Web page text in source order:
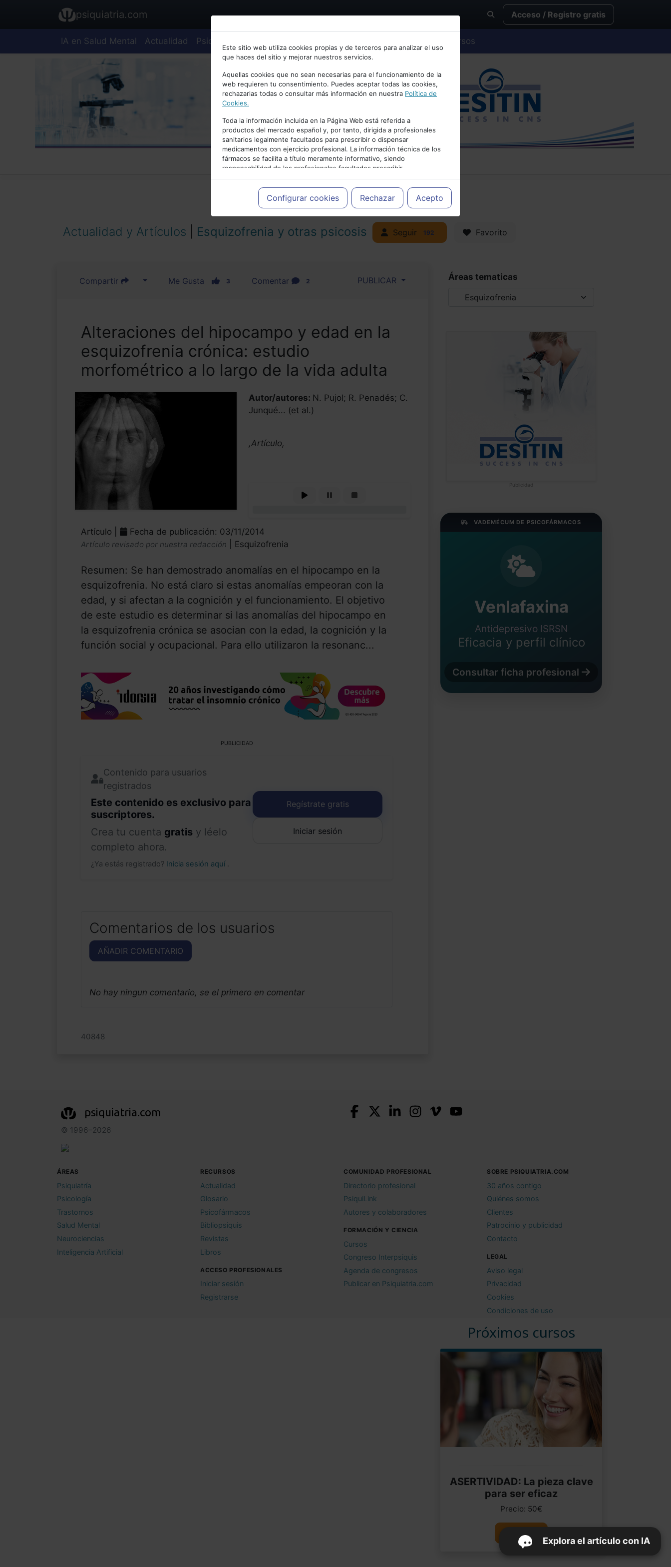
Bienvenid@ a psiquiatria.com
Escribe tu Email
Accede o regístrate con tu email.
Cancelar
psiquiatria.com Acceso / Registro gratis
IA en Salud Mental Actualidad Psiquiatría Cursos
Este sitio web utiliza cookies propias y de terceros para analizar el uso
que haces del sitio y mejorar nuestros servicios.
Aquellas cookies que no sean necesarias para el funcionamiento de la
web requieren tu consentimiento. Puedes aceptar todas las cookies,
rechazarlas todas o consultar más información en nuestra Política de
Cookies.
Toda la información incluida en la Página Web está referida a
productos del mercado español y, por tanto, dirigida a profesionales
sanitarios legalmente facultados para prescribir o dispensar
medicamentos con ejercicio profesional. La información técnica de los
fármacos se facilita a título meramente informativo, siendo
responsabilidad de los profesionales facultados prescribir
medicamentos y decidir, en cada caso concreto, el tratamiento más
adecuado a las necesidades del paciente.
Configurar cookies Rechazar Acepto
PUBLICIDAD
Actualidad y Artículos Esquizofrenia y otras psicosis Seguir 192 Favorito
Compartir Me Gusta 3 Comentar 2 PUBLICAR
Alteraciones del hipocampo y edad en la
esquizofrenia crónica: estudio
morfométrico a lo largo de la vida adulta
Autor/autores: N. Pujol; R. Penadés; C.
Junqué... (et al.)
,Artículo,
Artículo | Fecha de publicación: 03/11/2014
Artículo revisado por nuestra redacción | Esquizofrenia
Resumen: Se han demostrado anomalías en el hipocampo en la
esquizofrenia. No está claro si estas anomalías empeoran con la
edad, y si afectan a la cognición y el funcionamiento. El objetivo
de este estudio es determinar si las anomalías del hipocampo en
la esquizofrenia crónica se asocian con la edad, la cognición y la
función social y ocupacional. Para ello utilizaron la resonanc...
PUBLICIDAD
Contenido para usuarios
registrados
Este contenido es exclusivo para
suscriptores.
Crea tu cuenta gratis y léelo
completo ahora.
¿Ya estás registrado? Inicia sesión aquí .
Regístrate gratis
Iniciar sesión
Comentarios de los usuarios
AÑADIR COMENTARIO
No hay ningun comentario, se el primero en comentar
40848
Áreas tematicas
Publicidad
VADEMÉCUM DE PSICOFÁRMACOS
Venlafaxina
Antidepresivo ISRSN
Eficacia y perfil clínico
Consultar ficha profesional
Próximos cursos
ASERTIVIDAD: La pieza clave
para ser eficaz
Precio: 50€
Ver curso
Explora el artículo con IA
psiquiatria.com
© 1996–2026
ÁREAS
Psiquiatría
Psicología
Trastornos
Salud Mental
Neurociencias
Inteligencia Artificial
RECURSOS
Actualidad
Glosario
Psicofármacos
Bibliopsiquis
Revistas
Libros
ACCESO PROFESIONALES
Iniciar sesión
Registrarse
COMUNIDAD PROFESIONAL
Directorio profesional
PsiquiLink
Autores y colaboradores
FORMACIÓN Y CIENCIA
Cursos
Congreso Interpsiquis
Agenda de congresos
Publicar en Psiquiatria.com
SOBRE PSIQUIATRIA.COM
30 años contigo
Quiénes somos
Clientes
Patrocinio y publicidad
Contacto
LEGAL
Aviso legal
Privacidad
Cookies
Condiciones de uso